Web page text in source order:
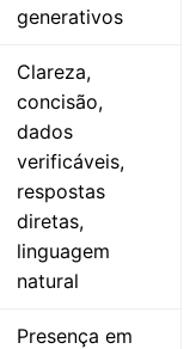
generativos
Clareza,
concisão,
dados
verificáveis,
respostas
diretas,
linguagem
natural
Presença em